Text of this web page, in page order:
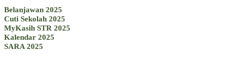
Belanjawan 2025
Cuti Sekolah 2025
MyKasih STR 2025
Kalendar 2025
SARA 2025